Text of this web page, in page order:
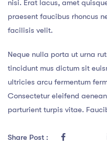
nisi. Erat lacus, amet
praesent faucibus rhoncus
facilisis velit.
Neque nulla porta ut urna
tincidunt mus dictum sit
ultricies arcu fermentum
Consectetur eleifend
parturient turpis vitae.
Share Post :